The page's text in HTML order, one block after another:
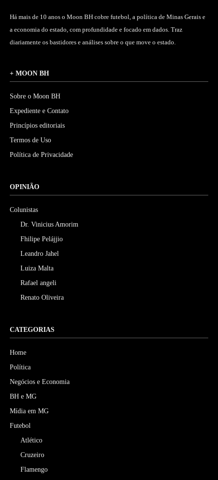
Há mais de 10 anos o Moon BH cobre futebol, a política de Minas Gerais e
a economia do estado, com profundidade e focado em dados. Traz
diariamente os bastidores e análises sobre o que move o estado.
+ MOON BH
Sobre o Moon BH
Expediente e Contato
Princípios editoriais
Termos de Uso
Política de Privacidade
OPINIÃO
Colunistas
Dr. Vinicius Amorim
Fhilipe Pelájjio
Leandro Jahel
Luiza Malta
Rafael angeli
Renato Oliveira
CATEGORIAS
Home
Política
Negócios e Economia
BH e MG
Mídia em MG
Futebol
Atlético
Cruzeiro
Flamengo